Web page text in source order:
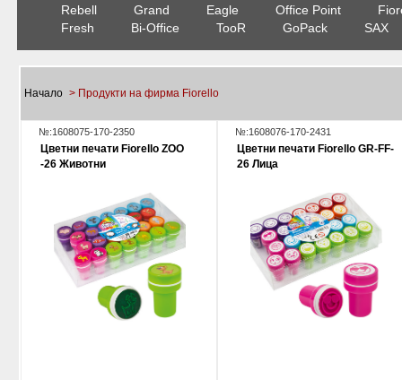
Rebell
Grand Eagle Office Point
Fresh
Bi-Office TooR GoPack SAX
Начало > Продукти на фирма Fiorello
№:1608075-170-2350
Цветни печати Fiorello ZOO
-26 Животни
№:1608076-170-2431
Цветни печати Fiorello GR-FF-
26 Лица